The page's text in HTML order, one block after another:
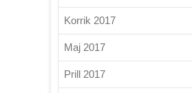
Korrik 2017
Maj 2017
Prill 2017